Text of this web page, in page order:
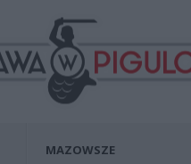
MAZOWSZE